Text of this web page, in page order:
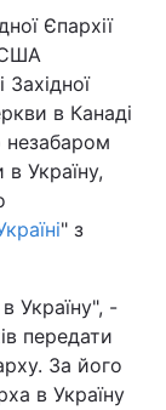
Єпархії
США
Захiдної
в Канаді
незабаром
Україну,
" з
Україну", -
передати
За його
в Україну